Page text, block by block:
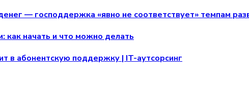
— господдержка «явно не соответствует» темпам
как начать и что можно делать
в абонентскую поддержку | IT-аутсорсинг